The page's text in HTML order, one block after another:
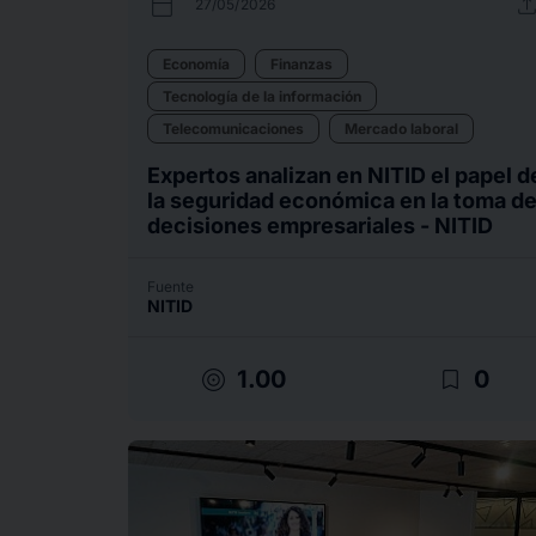
27/05/2026
Economía
Finanzas
Tecnología de la información
Telecomunicaciones
Mercado laboral
Expertos analizan en NITID el papel
la seguridad económica en la toma de
decisiones empresariales - NITID
Fuente
NITID
target 1.00 bookmark_border 0